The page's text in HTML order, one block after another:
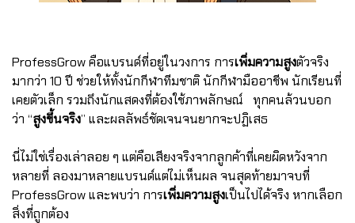
ProfessGrow คือแบรนด์ที่อยู่ในวงการ การเพิ่มความสูงตัวจริง
มากว่า 10 ปี ช่วยให้ทั้งนักกีฬาทีมชาติ นักกีฬามืออาชีพ นักเรียนที่
เคยตัวเล็ก รวมถึงนักแสดงที่ต้องใช้ภาพลักษณ์ ทุกคนล้วนบอก
ว่า “สูงขึ้นจริง” และผลลัพธ์ชัดเจนจนยากจะปฏิเสธ
นี่ไม่ใช่เรื่องเล่าลอย ๆ แต่คือเสียงจริงจากลูกค้าที่เคยผิดหวังจาก
หลายที่ ลองมาหลายแบรนด์แต่ไม่เห็นผล จนสุดท้ายมาจบที่
ProfessGrow และพบว่า การเพิ่มความสูงเป็นไปได้จริง หากเลือก
สิ่งที่ถูกต้อง